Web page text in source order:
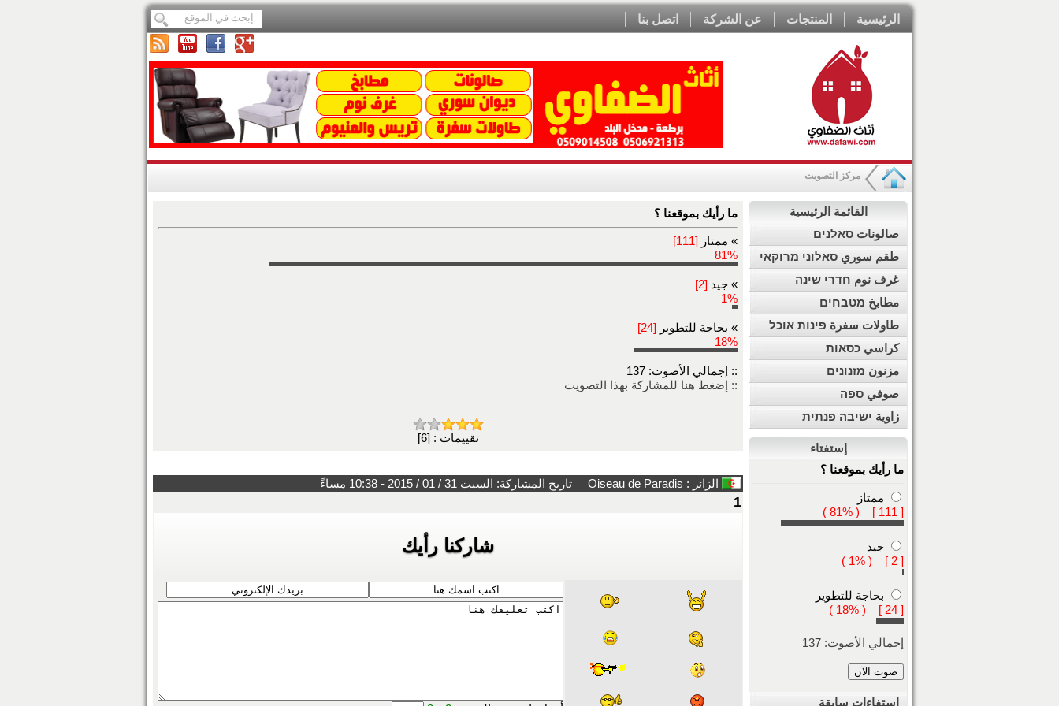
الرئيسية المنتجات عن الشركة اتصل بنا
مركز التصويت
القائمة الرئيسية
صالونات סאלנים
طقم سوري סאלוני מרוקאי
غرف نوم חדרי שינה
مطابخ מטבחים
طاولات سفرة פינות אוכל
كراسي כסאות
مزنون מזנונים
صوفي ספה
زاوية ישיבה פנתית
إستفتاء
ما رأيك بموقعنا ؟
ممتاز
[ 111 ] ( 81% )
جيد
[ 2 ] ( 1% )
بحاجة للتطوير
[ 24 ] ( 18% )
إجمالي الأصوت: 137
استفاءات سابقة
ما رأيك بموقعنا ؟
» ممتاز [111]
81%
» جيد [2]
1%
» بحاجة للتطوير [24]
18%
:: إجمالي الأصوت: 137
:: إضغط هنا للمشاركة بهذا التصويت
تقييمات : [6]
الزائر : Oiseau de Paradis تاريخ المشاركة: السبت 31 / 01 / 2015 - 10:38 مساءً
1
شاركنا رأيك